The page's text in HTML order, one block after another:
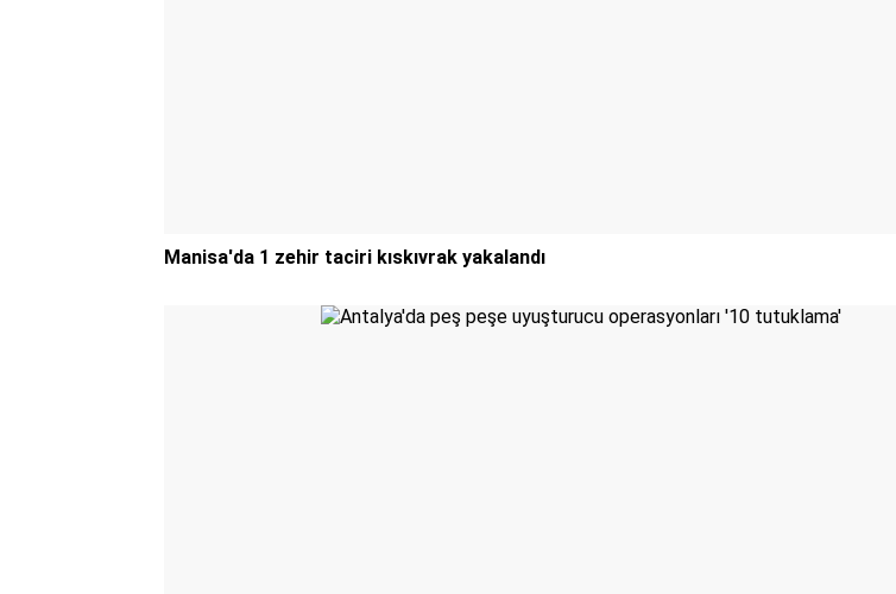
Manisa'da 1 zehir taciri kıskıvrak yakalandı